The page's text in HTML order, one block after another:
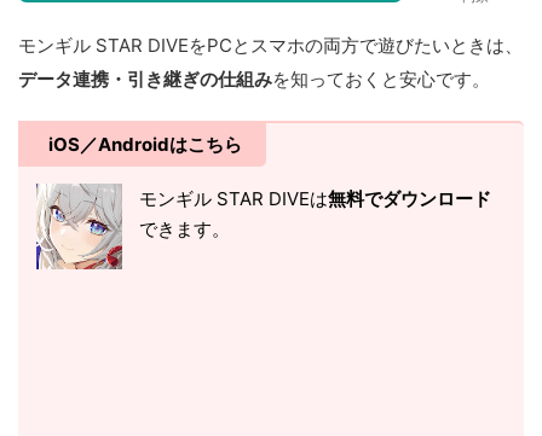
モンギル STAR DIVEをPCとスマホの両方で遊びたいときは、
データ連携・引き継ぎの仕組みを知っておくと安心です。
iOS／Androidはこちら
モンギル STAR DIVEは無料でダウンロード
できます。